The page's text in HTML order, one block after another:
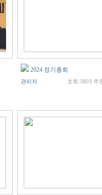
2024 정기총회
관리자 조회:3803 추